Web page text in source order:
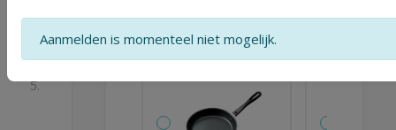
5.
Aanmelden is momenteel niet mogelijk.